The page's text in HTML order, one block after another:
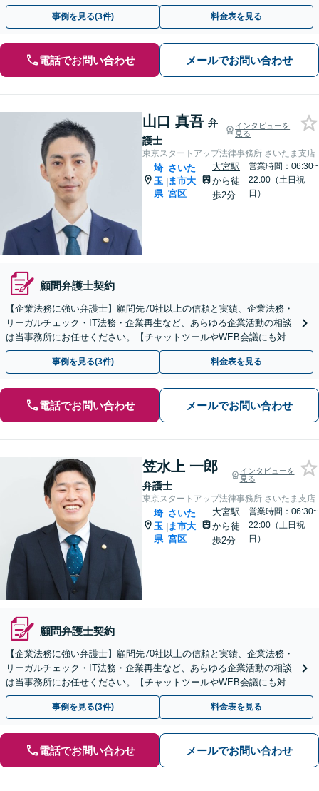
問契約／企業法務】
事例を見る(3件) 料金表を見る
電話でお問い合わせ メールでお問い合わせ
山口 真吾 弁
護士
インタビューを
見る
東京スタートアップ法律事務所 さいたま支店
埼
玉
県
|
さいた
ま市大
宮区
大宮駅
から徒
歩2分
営業時間：06:30~
22:00（土日祝
日）
顧問弁護士契約
【企業法務に強い弁護士】顧問先70社以上の信頼と実績、企業法務・
リーガルチェック・IT法務・企業再生など、あらゆる企業活動の相談
は当事務所にお任せください。【チャットツールやWEB会議にも対
応】
事例を見る(3件) 料金表を見る
電話でお問い合わせ メールでお問い合わせ
笠水上 一郎
弁護士
インタビューを
見る
東京スタートアップ法律事務所 さいたま支店
埼
玉
県
|
さいた
ま市大
宮区
大宮駅
から徒
歩2分
営業時間：06:30~
22:00（土日祝
日）
顧問弁護士契約
【企業法務に強い弁護士】顧問先70社以上の信頼と実績、企業法務・
リーガルチェック・IT法務・企業再生など、あらゆる企業活動の相談
は当事務所にお任せください。【チャットツールやWEB会議にも対
応】
事例を見る(3件) 料金表を見る
電話でお問い合わせ メールでお問い合わせ